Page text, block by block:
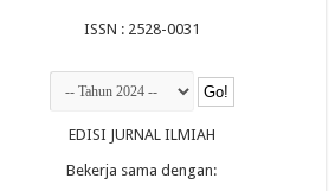
ISSN : 2528-0031
EDISI JURNAL ILMIAH
Bekerja sama dengan: